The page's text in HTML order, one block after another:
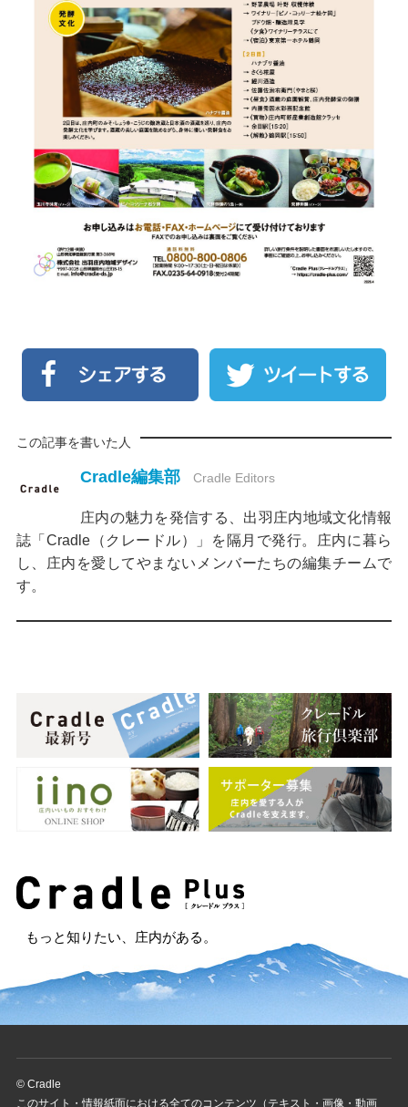
この記事を書いた人
Cradle編集部 Cradle Editors
庄内の魅力を発信する、出羽庄内地域文化情報
誌「Cradle（クレードル）」を隔月で発行。庄内に暮ら
し、庄内を愛してやまないメンバーたちの編集チームで
す。
もっと知りたい、庄内がある。
© Cradle
このサイト・情報紙面における全てのコンテンツ（テキスト・画像・動画